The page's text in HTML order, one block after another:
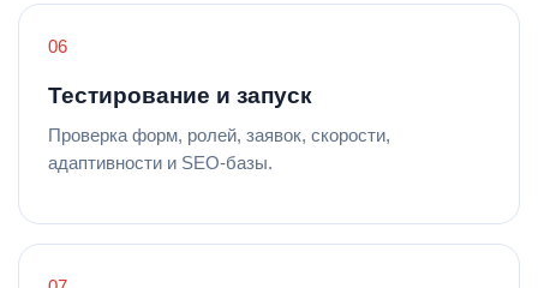
Тестирование и запуск
Проверка форм, ролей, заявок, скорости,
адаптивности и SEO-базы.